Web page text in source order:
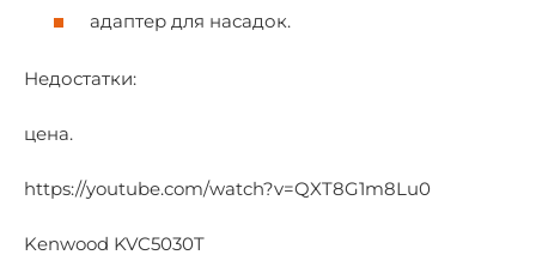
адаптер для насадок.
Недостатки:
цена.
https://youtube.com/watch?v=QXT8G1m8Lu0
Kenwood KVC5030T